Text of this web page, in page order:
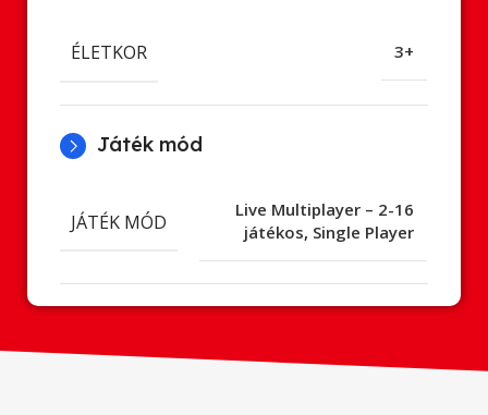
ÉLETKOR 3+
Játék mód
JÁTÉK MÓD
Live Multiplayer – 2-16
játékos, Single Player